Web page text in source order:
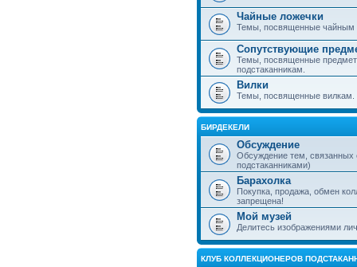
Чайные ложечки
Темы, посвященные чайным
Сопутствующие
Темы, посвященные
подстаканникам.
Вилки
Темы, посвященные вилкам.
БИРДЕКЕЛИ
Обсуждение
Обсуждение тем,
подстаканниками)
Барахолка
Покупка, продажа, обмен
запрещена!
Мой музей
Делитесь изображениями
КЛУБ КОЛЛЕКЦИОНЕРОВ